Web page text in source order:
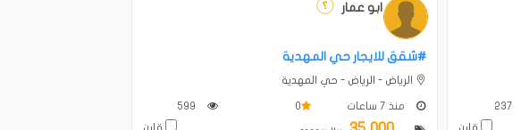
ابو عمار
#شقق للايجار حي المهدية
الرياض - الرياض - حي المهدية
منذ 7 ساعات 0
قارن
237
قارن